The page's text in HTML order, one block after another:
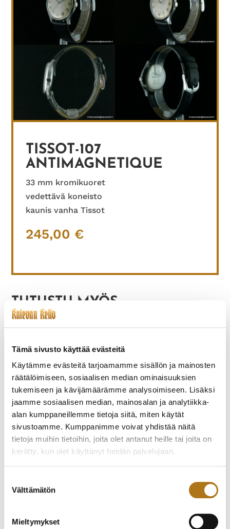
Tämä sivusto käyttää evästeitä
Käytämme evästeitä tarjoamamme sisällön ja mainosten
räätälöimiseen, sosiaalisen median ominaisuuksien
tukemiseen ja kävijämäärämme analysoimiseen. Lisäksi
jaamme sosiaalisen median, mainosalan ja analytiikka-
alan kumppaneillemme tietoja siitä, miten käytät
sivustoamme. Kumppanimme voivat yhdistää näitä
tietoja muihin tietoihin, joita olet antanut heille tai joita on
kerätty, kun olet käyttänyt heidän palvelujaan.
valinta
Välttämätön
Mieltymykset
TISSOT-107
ANTIMAGNETIQUE
33 mm kromikuoret
vedettävä koneisto
kaunis vanha Tissot
245,00 €
TUTUSTU MYÖS
CITIZEN-032 NEW
140,00 €
ETERNA-205 VAUGHAN
2 200,00